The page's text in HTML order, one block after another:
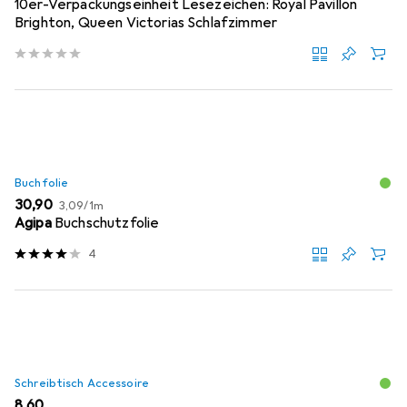
10er-Verpackungseinheit Lesezeichen: Royal Pavillon
Brighton, Queen Victorias Schlafzimmer
Buchfolie
EUR
30,90 EUR
3,09/1m
Agipa Buchschutzfolie
4
Schreibtisch Accessoire